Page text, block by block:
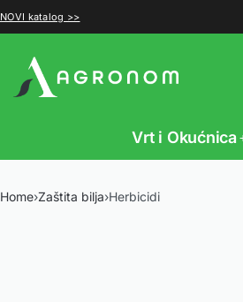
NOVI katalog >>
Vrt i Okućnica
Home›Zaštita bilja›Herbicidi